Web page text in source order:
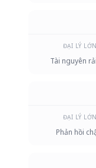
ĐẠI LÝ LỚN
Tài nguyên
ĐẠI LÝ LỚN
Phản hồi